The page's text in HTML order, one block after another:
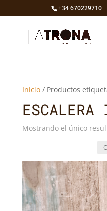
+34 670229710
Inicio/ Productos
Mostrando el único